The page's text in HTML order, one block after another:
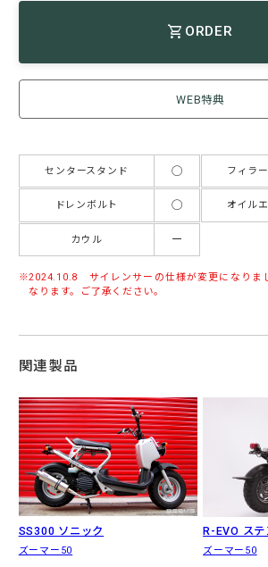
ORDER
WEB特典
センタースタンド ◯ フィラ
ドレンボルト ◯ オイル
カウル ー
2024.10.8 サイレンサーの仕様が変更になりま
なります。ご了承ください。
関連製品
SS300 ソニック
ズーマー50
R-EVO ステ
ズーマー50